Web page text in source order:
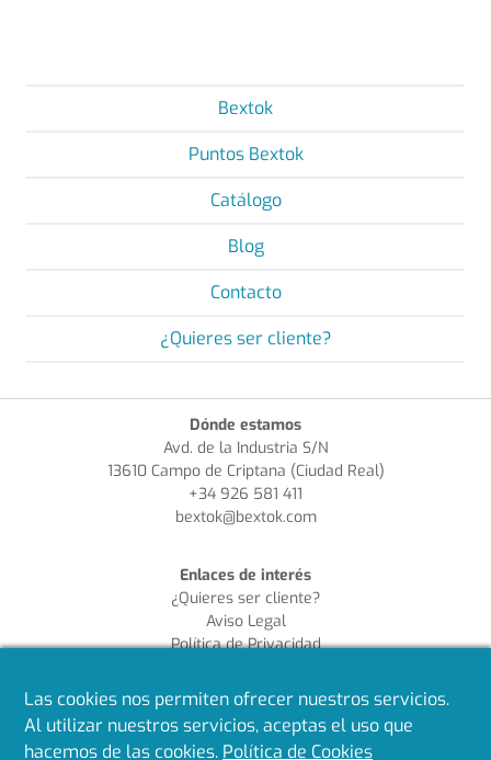
Bextok
Puntos Bextok
Catálogo
Blog
Contacto
¿Quieres ser cliente?
Dónde estamos
Avd. de la Industria S/N
13610 Campo de Criptana (Ciudad Real)
+34 926 581 411
bextok@bextok.com
Enlaces de interés
¿Quieres ser cliente?
Aviso Legal
Política de Privacidad
Política de Calidad
Síguenos en redes
Las cookies nos permiten ofrecer nuestros servicios.
Al utilizar nuestros servicios, aceptas el uso que
hacemos de las cookies. Política de Cookies